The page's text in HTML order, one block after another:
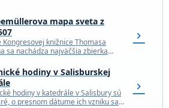
mapa sveta z
Kongresovej knižnice Thomasa
sa nachádza najväčšia zbierka
ako 5,5 milióna…
chevron_right
hodiny v Salisburskej
hodiny v katedrále v Salisbury sú
o presnom dátume ich vzniku sa
chevron_right